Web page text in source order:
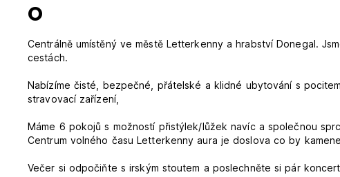
O
Centrálně umístěný ve městě Letterkenny a hrabství Donegal.
cestách.
Nabízíme čisté, bezpečné, přátelské a klidné ubytování s
stravovací zařízení,
Máme 6 pokojů s možností přistýlek/lůžek navíc a společnou
Centrum volného času Letterkenny aura je doslova co by
Večer si odpočiňte s irským stoutem a poslechněte si pár